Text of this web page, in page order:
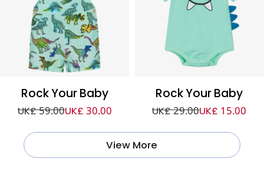
Rock Your Baby
UK£ 59.00UK£ 30.00
Rock Your Baby
UK£ 29.00UK£ 15.00
View More